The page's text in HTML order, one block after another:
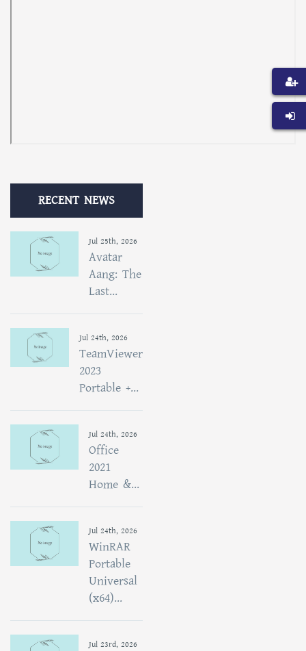
RECENT NEWS
Jul 25th, 2026
Avatar
Aang: The
Last...
Jul 24th, 2026
TeamViewer
2023
Portable +...
Jul 24th, 2026
Office
2021
Home &...
Jul 24th, 2026
WinRAR
Portable
Universal
(x64)...
Jul 23rd, 2026